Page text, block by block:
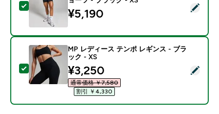
この商品を選択 - MP レディース テンポ ハイウエス
¥5,190‎
この商品を選択 - MP レディース テンポ レギンス -
MP レディース テンポ レギンス - ブラ
ック - XS
discounted price
¥3,250‎
通常価格 ￥7,580‎
割引 ￥4,330‎